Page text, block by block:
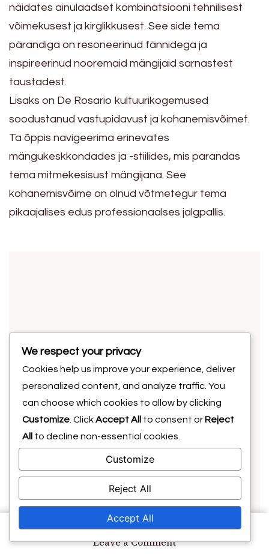
Leave a Commenton
näidates ainulaadset kombinatsiooni tehnilisest
võimekusest ja kirglikkusest. See side tema
pärandiga on resoneerinud fännidega ja
inspireerinud nooremaid mängijaid sarnastest
taustadest.
Lisaks on De Rosario kultuurikogemused
soodustanud vastupidavust ja kohanemisvõimet.
Ta õppis navigeerima erinevates
mängukeskkondades ja -stiilides, mis parandas
tema mitmekesisust mängijana. See
kohanemisvõime on olnud võtmetegur tema
pikaajalises edus professionaalses jalgpallis.
About Author
Ethan Caldwell
Kirglik spordiajakirjanik ja eluaegne
jalgpalli entusiast, Ethan Caldwell on
pühendanud oma karjääri Kanada
jalgpallurite lugude uurimisele. Terava
tähelepanuga detailidele ja
armastusega mängu vastu toob ta ellu
sportlaste teekonnad, kes on jätnud
We respect your privacy
Cookies help us improve your experience, deliver
personalized content, and analyze traffic. You
can choose which cookies to allow by clicking
Customize . ClickAccept All to consent or Reject
All
to decline non-essential cookies.
Customize
Reject All
Accept All